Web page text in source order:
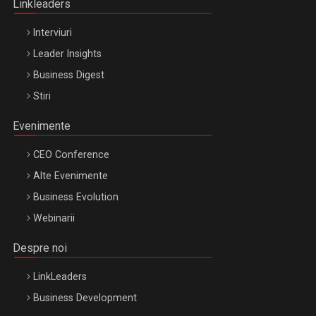
Linkleaders
Interviuri
Leader Insights
Business Digest
Stiri
Evenimente
CEO Conference
Alte Evenimente
Business Evolution
Webinarii
Despre noi
LinkLeaders
Business Development